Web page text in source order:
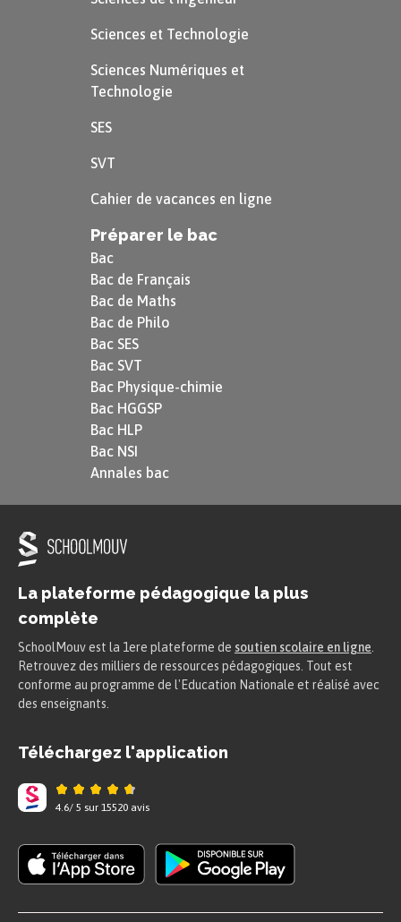
Sciences et Technologie
Sciences Numériques et
Technologie
SES
SVT
Cahier de vacances en ligne
Préparer le bac
Bac
Bac de Français
Bac de Maths
Bac de Philo
Bac SES
Bac SVT
Bac Physique-chimie
Bac HGGSP
Bac HLP
Bac NSI
Annales bac
La plateforme pédagogique la plus
complète
SchoolMouv est la 1ere plateforme de soutien scolaire en ligne
Retrouvez des milliers de ressources pédagogiques. Tout est
conforme au programme de l'Education Nationale et réalisé avec
des enseignants.
Téléchargez l'application
4.6/ 5 sur 15520 avis